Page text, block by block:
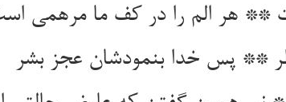
** پس خدا بنمودشان عجز بشر